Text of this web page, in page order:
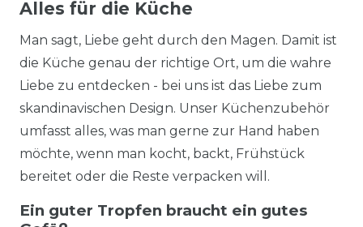
Alles für die Küche
Man sagt, Liebe geht durch den Magen. Damit ist
die Küche genau der richtige Ort, um die wahre
Liebe zu entdecken - bei uns ist das Liebe zum
skandinavischen Design. Unser Küchenzubehör
umfasst alles, was man gerne zur Hand haben
möchte, wenn man kocht, backt, Frühstück
bereitet oder die Reste verpacken will.
Ein guter Tropfen braucht ein gutes